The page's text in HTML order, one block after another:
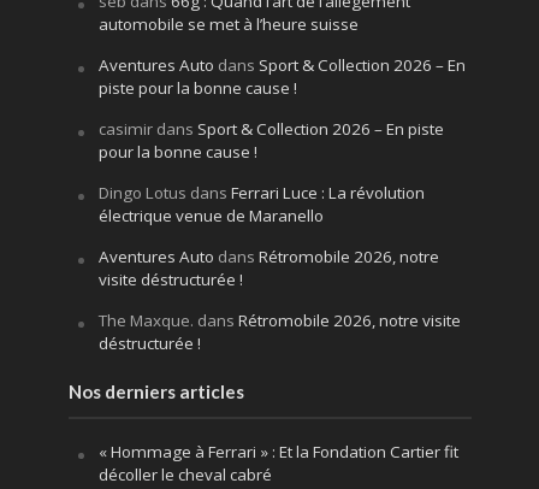
automobile se met à l’heure suisse
Aventures Auto dans Sport & Collection 2026 – En
piste pour la bonne cause !
casimirdans Sport & Collection 2026 – En piste
pour la bonne cause !
Dingo Lotus dans Ferrari Luce : La révolution
électrique venue de Maranello
Aventures Auto dans Rétromobile 2026, notre
visite déstructurée !
The Maxque. dans Rétromobile 2026, notre visite
déstructurée !
Nos derniers articles
« Hommage à Ferrari » : Et la Fondation Cartier fit
décoller le cheval cabré